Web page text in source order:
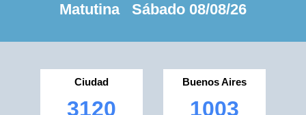
Matutina Sábado 08/08/26
Ciudad
3120
Buenos Aires
1003